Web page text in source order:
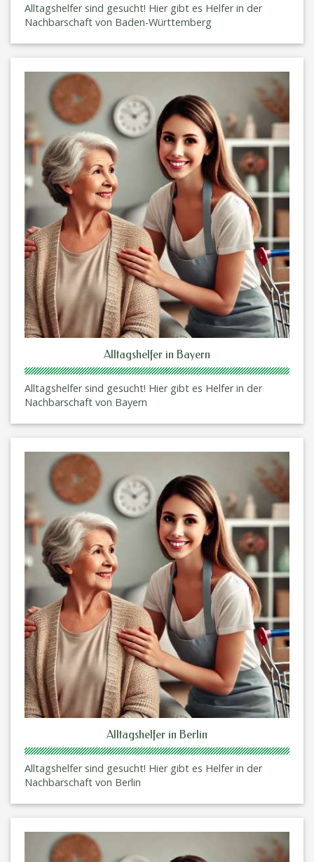
Alltagshelfer sind gesucht! Hier gibt es Helfer in der
Nachbarschaft von Baden-Württemberg
Alltagshelfer in Bayern
Alltagshelfer sind gesucht! Hier gibt es Helfer in der
Nachbarschaft von Bayern
Alltagshelfer in Berlin
Alltagshelfer sind gesucht! Hier gibt es Helfer in der
Nachbarschaft von Berlin